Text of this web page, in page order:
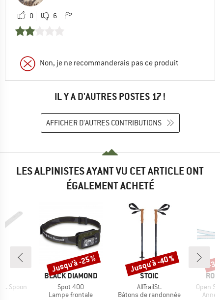
0 6
Non, je ne recommanderais pas ce produit
IL Y A D'AUTRES POSTES 17 !
AFFICHER D'AUTRES CONTRIBUTIONS
LES ALPINISTES AYANT VU CET ARTICLE ONT
ÉGALEMENT ACHETÉ
Spoon
MARQUE
BLACK DIAMOND
Article
Spot 400
Product group
Lampe frontale
Remise
Jusqu'à -25 %
MARQUE
STOIC
Article
AllTrailSt.
Product group
Bâtons de randonnée
Remise
Jusqu'à -40 %
Article
Open
-